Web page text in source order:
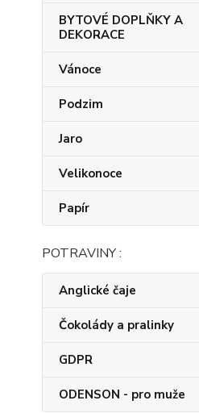
BYTOVÉ DOPLŇKY A
DEKORACE
Vánoce
Podzim
Jaro
Velikonoce
Papír
POTRAVINY :
Anglické čaje
Čokolády a pralinky
GDPR
ODENSON - pro muže